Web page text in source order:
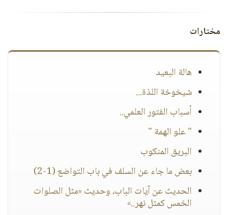
مختارات
هالة البعيد
شيخوخة اللذة...
أسباب الفتور العلمي..
" علو الهمة "
البريق المنكوب
بعض ما جاء عن السلف في باب التواضع (1-2)
الحديث عن آيات الباب، وحديث «مثل الصلوات
الخمس كمثل نهر..»